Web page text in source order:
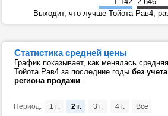
Выходит, что лучше Тойота Рав4,
Статистика средней цены
График показывает, как менялась
Тойота Рав4 за последние годы без
региона продажи
Период: 1 г. 2 г. 3 г. 4 г. Все